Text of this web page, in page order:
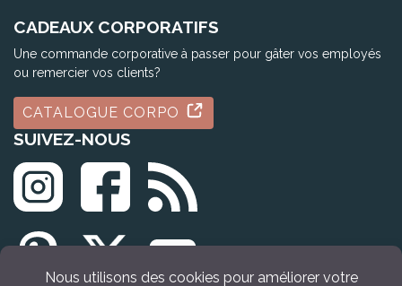
CADEAUX CORPORATIFS
Une commande corporative à passer pour gâter vos employés
ou remercier vos clients?
CATALOGUE CORPO
SUIVEZ-NOUS